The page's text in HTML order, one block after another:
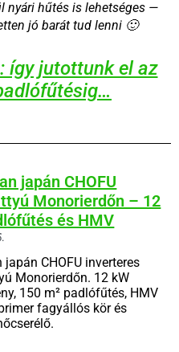
nyári hűtés is lehetséges —
jó barát tud lenni 🙂
így jutottunk el az
japán CHOFU
Monorierdőn – 12
és HMV
japán CHOFU inverteres
Monorierdőn. 12 kW
150 m² padlófűtés, HMV
fagyállós kör és